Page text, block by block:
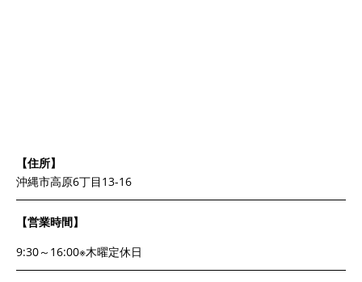
【住所】
沖縄市高原6丁目13-16
【営業時間】
9:30～16:00※木曜定休日